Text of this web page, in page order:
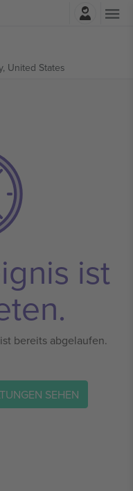
United States
ist
bereits abgelaufen.
SEHEN